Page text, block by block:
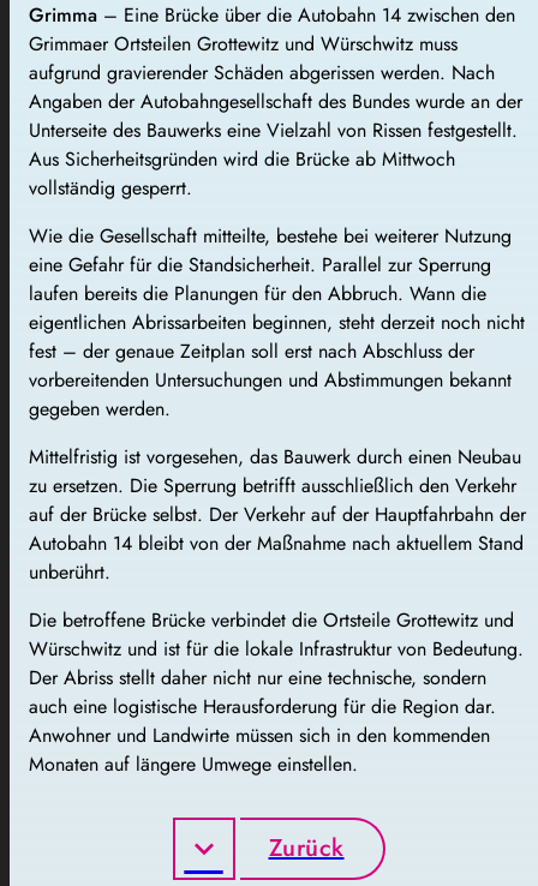
Grimma – Eine Brücke über die Autobahn 14 zwischen den
Grimmaer Ortsteilen Grottewitz und Würschwitz muss
aufgrund gravierender Schäden abgerissen werden. Nach
Angaben der Autobahngesellschaft des Bundes wurde an der
Unterseite des Bauwerks eine Vielzahl von Rissen festgestellt.
Aus Sicherheitsgründen wird die Brücke ab Mittwoch
vollständig gesperrt.
Wie die Gesellschaft mitteilte, bestehe bei weiterer Nutzung
eine Gefahr für die Standsicherheit. Parallel zur Sperrung
laufen bereits die Planungen für den Abbruch. Wann die
eigentlichen Abrissarbeiten beginnen, steht derzeit noch nicht
fest – der genaue Zeitplan soll erst nach Abschluss der
vorbereitenden Untersuchungen und Abstimmungen bekannt
gegeben werden.
Mittelfristig ist vorgesehen, das Bauwerk durch einen Neubau
zu ersetzen. Die Sperrung betrifft ausschließlich den Verkehr
auf der Brücke selbst. Der Verkehr auf der Hauptfahrbahn der
Autobahn 14 bleibt von der Maßnahme nach aktuellem Stand
unberührt.
Die betroffene Brücke verbindet die Ortsteile Grottewitz und
Würschwitz und ist für die lokale Infrastruktur von Bedeutung.
Der Abriss stellt daher nicht nur eine technische, sondern
auch eine logistische Herausforderung für die Region dar.
Anwohner und Landwirte müssen sich in den kommenden
Monaten auf längere Umwege einstellen.
Zurück